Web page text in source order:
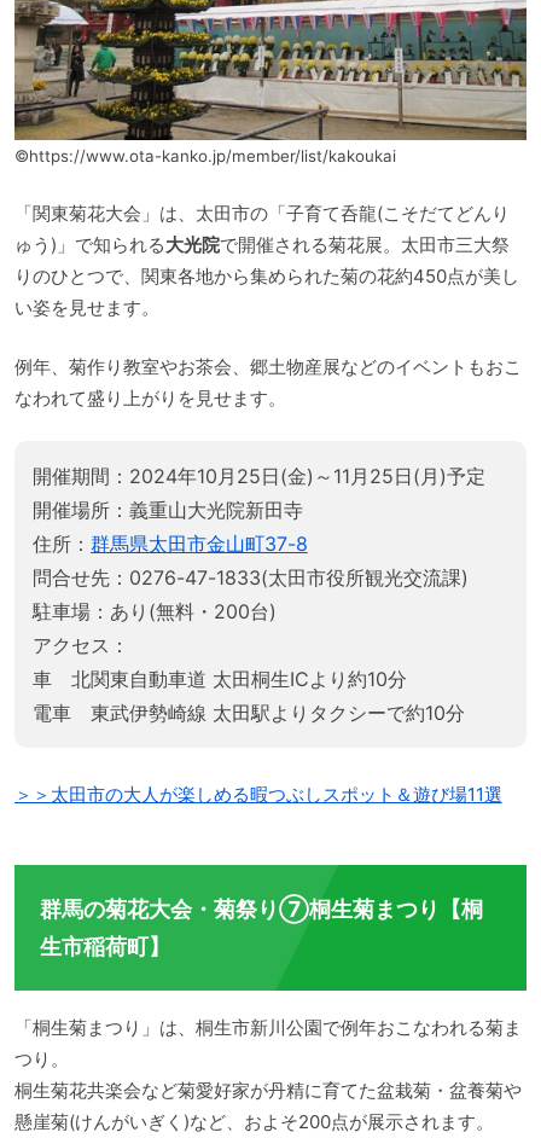
©https://www.ota-kanko.jp/member/list/kakoukai
「関東菊花大会」は、太田市の「子育て呑龍(こそだてどんり
ゅう)」で知られる大光院で開催される菊花展。太田市三大祭
りのひとつで、関東各地から集められた菊の花約450点が美し
い姿を見せます。
例年、菊作り教室やお茶会、郷土物産展などのイベントもおこ
なわれて盛り上がりを見せます。
開催期間：2024年10月25日(金)～11月25日(月)予定
開催場所：義重山大光院新田寺
住所： 群馬県太田市金山町37-8
問合せ先：0276-47-1833(太田市役所観光交流課)
駐車場：あり(無料・200台)
アクセス：
車 北関東自動車道 太田桐生ICより約10分
電車 東武伊勢崎線 太田駅よりタクシーで約10分
＞＞太田市の大人が楽しめる暇つぶしスポット＆遊び場11選
群馬の菊花大会・菊祭り⑦桐生菊まつり【桐
生市稲荷町】
「桐生菊まつり」は、桐生市新川公園で例年おこなわれる菊ま
つり。
桐生菊花共楽会など菊愛好家が丹精に育てた盆栽菊・盆養菊や
懸崖菊(けんがいぎく)など、およそ200点が展示されます。